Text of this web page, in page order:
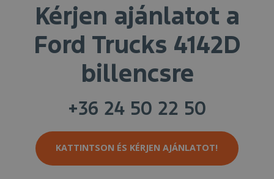
Kérjen ajánlatot a
Ford Trucks 4142D
billencsre
+36 24 50 22 50
KATTINTSON ÉS KÉRJEN AJÁNLATOT!